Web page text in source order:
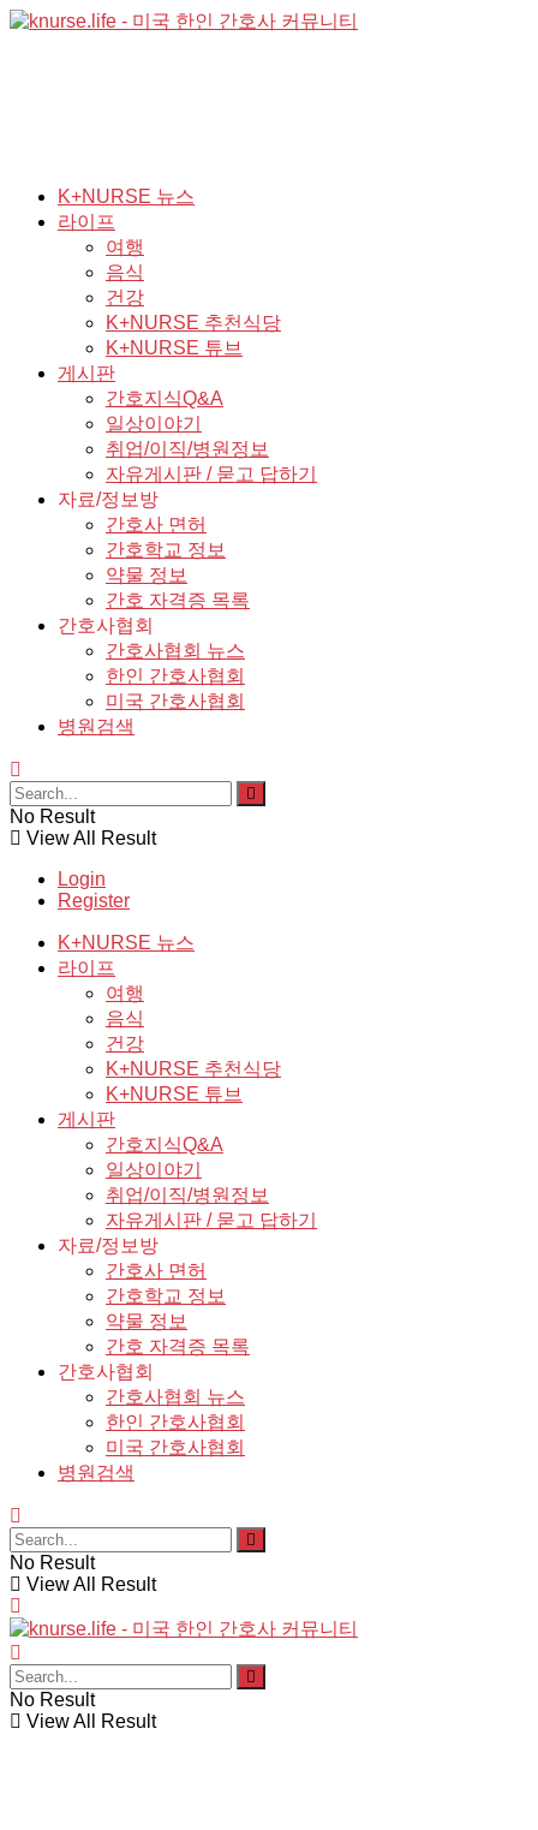
K+NURSE 뉴스
라이프
여행
음식
건강
K+NURSE 추천식당
K+NURSE 튜브
게시판
간호지식Q&A
일상이야기
취업/이직/병원정보
자유게시판 / 묻고 답하기
자료/정보방
간호사 면허
간호학교 정보
약물 정보
간호 자격증 목록
간호사협회
간호사협회 뉴스
한인 간호사협회
미국 간호사협회
병원검색
No Result
View All Result
Login
Register
K+NURSE 뉴스
라이프
여행
음식
건강
K+NURSE 추천식당
K+NURSE 튜브
게시판
간호지식Q&A
일상이야기
취업/이직/병원정보
자유게시판 / 묻고 답하기
자료/정보방
간호사 면허
간호학교 정보
약물 정보
간호 자격증 목록
간호사협회
간호사협회 뉴스
한인 간호사협회
미국 간호사협회
병원검색
No Result
View All Result
No Result
View All Result